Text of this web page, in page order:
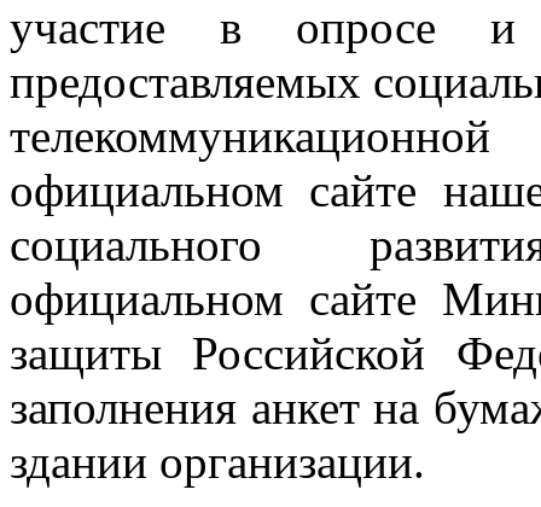
участие в опросе
предоставляемых
официальном сайте
социального
официальном сайте
защиты Российской
заполнения анкет на
здании организации.